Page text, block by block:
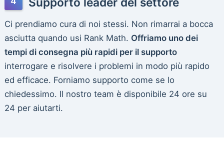
Ci prendiamo cura di noi stessi. Non rimarrai a bocca
asciutta quando usi Rank Math. Offriamo uno dei
tempi di consegna più rapidi per il supporto
interrogare e risolvere i problemi in modo più rapido
ed efficace. Forniamo supporto come se lo
chiedessimo. Il nostro team è disponibile 24 ore su
24 per aiutarti.